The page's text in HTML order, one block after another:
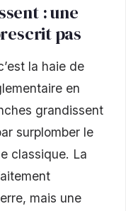
: une
pas
la haie de
en
grandissent
surplomber le
classique. La
mais une